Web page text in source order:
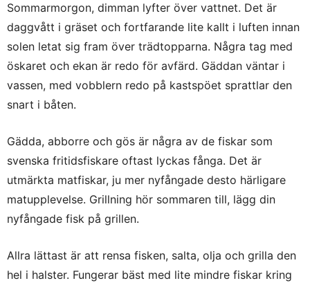
Sommarmorgon, dimman lyfter över vattnet. Det är
daggvått i gräset och fortfarande lite kallt i luften innan
solen letat sig fram över trädtopparna. Några tag med
öskaret och ekan är redo för avfärd. Gäddan väntar i
vassen, med vobblern redo på kastspöet sprattlar den
snart i båten.
Gädda, abborre och gös är några av de fiskar som
svenska fritidsfiskare oftast lyckas fånga. Det är
utmärkta matfiskar, ju mer nyfångade desto härligare
matupplevelse. Grillning hör sommaren till, lägg din
nyfångade fisk på grillen.
Allra lättast är att rensa fisken, salta, olja och grilla den
hel i halster. Fungerar bäst med lite mindre fiskar kring